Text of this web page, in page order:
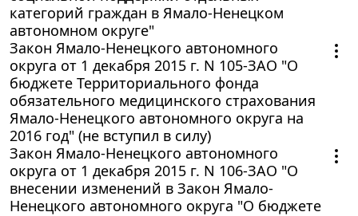
категорий граждан в Ямало-Ненецком
автономном округе"
Закон Ямало-Ненецкого автономного
округа от 1 декабря 2015 г. N 105-ЗАО "О
бюджете Территориального фонда
обязательного медицинского страхования
Ямало-Ненецкого автономного округа на
2016 год" (не вступил в силу)
Закон Ямало-Ненецкого автономного
округа от 1 декабря 2015 г. N 106-ЗАО "О
внесении изменений в Закон Ямало-
Ненецкого автономного округа "О бюджете